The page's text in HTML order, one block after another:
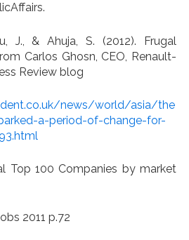
J., & Ahuja, S. (2012). Frugal
Carlos Ghosn, CEO, Renault-
Review blog
news/world/asia/the
a-period-of-change-for-
Top 100 Companies by market
2011 p.72